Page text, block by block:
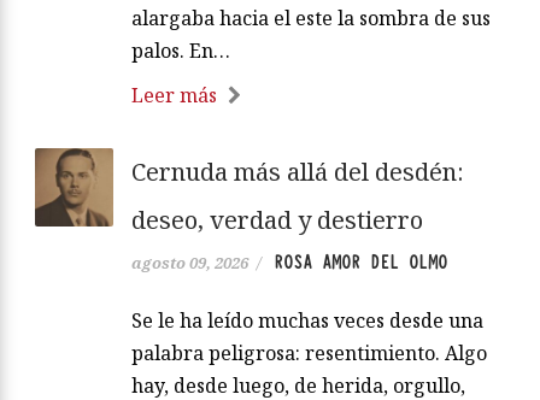
alargaba hacia el este la sombra de sus
palos. En…
Leer más
Cernuda más allá del desdén:
deseo, verdad y destierro
agosto 09, 2026 / ROSA AMOR DEL OLMO
Se le ha leído muchas veces desde una
palabra peligrosa: resentimiento. Algo
hay, desde luego, de herida, orgullo,